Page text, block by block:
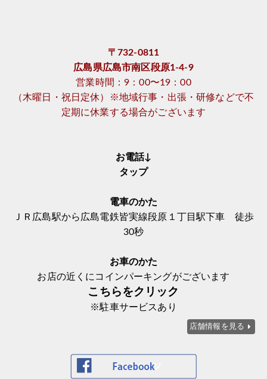
〒732-0811
広島県広島市南区段原1-4-9
営業時間：9：00〜19：00
（木曜日・祝日定休）※地域行事・出張・研修などで不
定期に休業する場合がございます
お電話↓
タップ
電車のかた
ＪＲ広島駅から広島電鉄皆実線段原１丁目駅下車 徒歩
30秒
お車のかた
お店の近くにコインパーキングがございます
こちらをクリック
※駐車サービスあり
店舗情報を見る